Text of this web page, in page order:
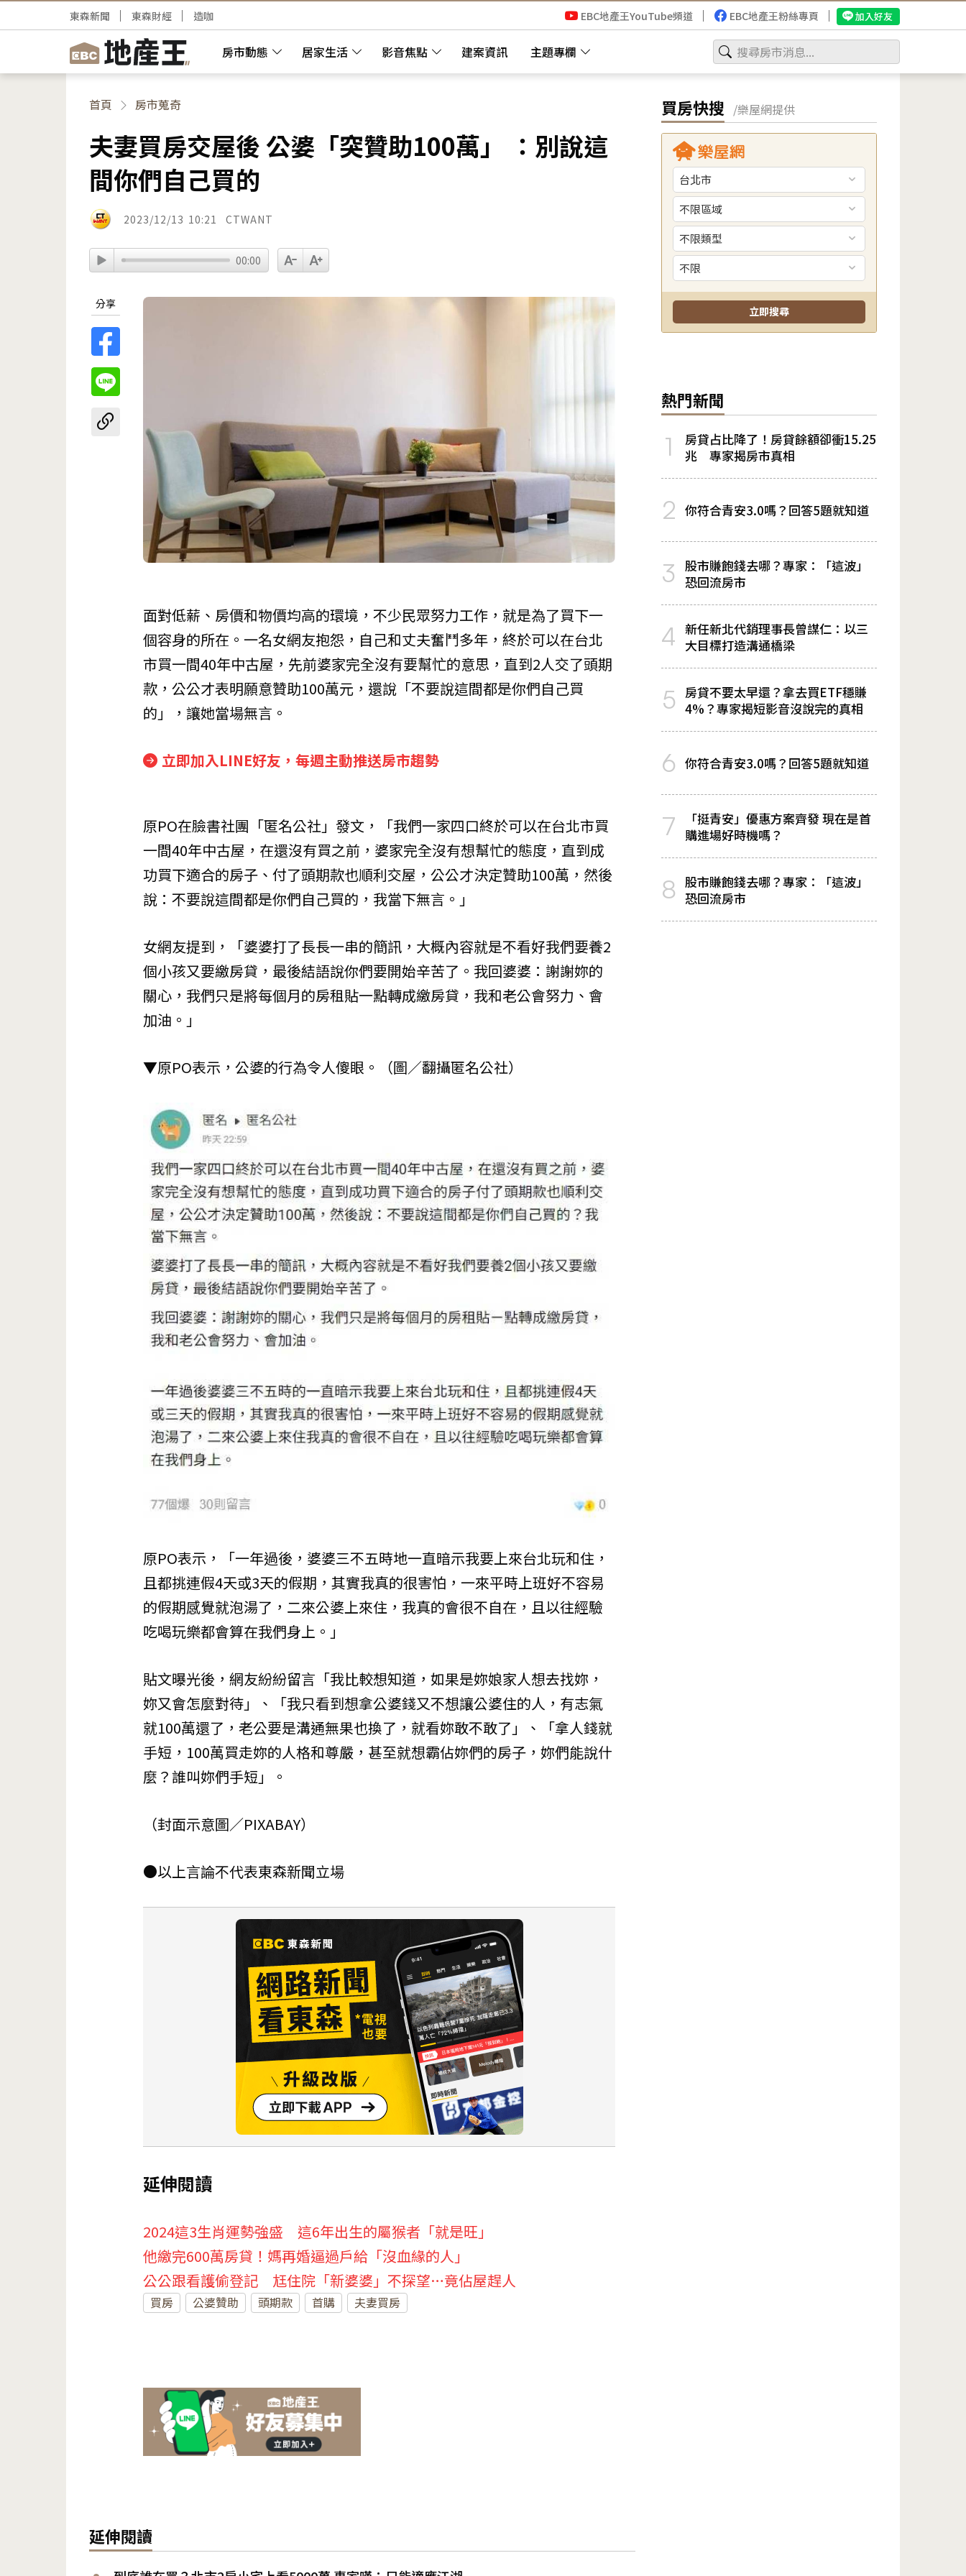
房市動態 居家生活 影音焦點 建案資訊 主題專欄
東森新聞 東森財經 造咖 EBC地產王YouTube頻道 EBC地產王粉絲專頁 加入好友
首頁 房市蒐奇
夫妻買房交屋後 公婆「突贊助100萬」 ：別說這
間你們自己買的
2023/12/13 10:21 CTWANT
00:00
分享
面對低薪、房價和物價均高的環境，不少民眾努力工作，就是為了買下一
個容身的所在。一名女網友抱怨，自己和丈夫奮鬥多年，終於可以在台北
市買一間40年中古屋，先前婆家完全沒有要幫忙的意思，直到2人交了頭期
款，公公才表明願意贊助100萬元，還說「不要說這間都是你們自己買
的」，讓她當場無言。
立即加入LINE好友，每週主動推送房市趨勢
原PO在臉書社團「匿名公社」發文，「我們一家四口終於可以在台北市買
一間40年中古屋，在還沒有買之前，婆家完全沒有想幫忙的態度，直到成
功買下適合的房子、付了頭期款也順利交屋，公公才決定贊助100萬，然後
說：不要說這間都是你們自己買的，我當下無言。」
女網友提到，「婆婆打了長長一串的簡訊，大概內容就是不看好我們要養2
個小孩又要繳房貸，最後結語說你們要開始辛苦了。我回婆婆：謝謝妳的
關心，我們只是將每個月的房租貼一點轉成繳房貸，我和老公會努力、會
加油。」
▼原PO表示，公婆的行為令人傻眼。（圖／翻攝匿名公社）
原PO表示，「一年過後，婆婆三不五時地一直暗示我要上來台北玩和住，
且都挑連假4天或3天的假期，其實我真的很害怕，一來平時上班好不容易
的假期感覺就泡湯了，二來公婆上來住，我真的會很不自在，且以往經驗
吃喝玩樂都會算在我們身上。」
貼文曝光後，網友紛紛留言「我比較想知道，如果是妳娘家人想去找妳，
妳又會怎麼對待」、「我只看到想拿公婆錢又不想讓公婆住的人，有志氣
就100萬還了，老公要是溝通無果也換了，就看妳敢不敢了」、「拿人錢就
手短，100萬買走妳的人格和尊嚴，甚至就想霸佔妳們的房子，妳們能說什
麼？誰叫妳們手短」。
（封面示意圖／PIXABAY）
●以上言論不代表東森新聞立場
延伸閱讀
2024這3生肖運勢強盛 這6年出生的屬猴者「就是旺」
他繳完600萬房貸！媽再婚逼過戶給「沒血緣的人」
公公跟看護偷登記 尪住院「新婆婆」不探望…竟佔屋趕人
買房 公婆贊助 頭期款 首購 夫妻買房
延伸閱讀
買房快搜 /樂屋網提供
熱門新聞
1
房貸占比降了！房貸餘額卻衝15.25
兆 專家揭房市真相
2 你符合青安3.0嗎？回答5題就知道
3 股市賺飽錢去哪？專家：「這波」
恐回流房市
4 新任新北代銷理事長曾謀仁：以三
大目標打造溝通橋梁
5 房貸不要太早還？拿去買ETF穩賺
4%？專家揭短影音沒說完的真相
6 你符合青安3.0嗎？回答5題就知道
7
「挺青安」優惠方案齊發 現在是首
購進場好時機嗎？
8 股市賺飽錢去哪？專家：「這波」
恐回流房市